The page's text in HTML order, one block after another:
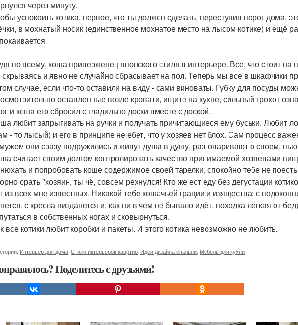
через минуту.
успокоить котика, первое, что ты должен сделать, переступив порог дома,
в мохнатый носик (единственное мохнатое место на лысом котике) и ещё
по всему, коша приверженец японского стиля в интерьере. Все, что стоит на
скрываясь и явно не случайно сбрасывает на пол. Теперь мы все в шкафчики
случае, если что-то оставили на виду - сами виноваты. Губку для посуды
оставленные возле кровати, ищите на кухне, сильный грохот
и коша его сбросил с гладильно доски вместе с доской.
любит запрыгивать на ручки и получать причитающиеся ему буськи. Любит
- то лысый) и его в принципе не ебет, что у хозяев нет блох. Сам процесс
они сразу подружились и живут душа в душу, разговаривают о своем,
считает своим долгом контролировать качество принимаемой хозяевами
и попробовать коше содержимое своей тарелки, спокойно тебе не
орать "хозяин, ты чё, совсем рехнулся! Кто же ест еду без дегустации
из всех мне известных. Никакой тебе кошачьей грации и изящества: с
с кресла пизданется и, как ни в чем не бывало идёт, походка лёгкая от
в собственных ногах и сковырнуться.
все котики любит коробки и пакеты. И этого котика невозможно не любить.
Интерьер для дома Стили интерьеров квартир Идеи дизайна спальни Мебель для кухни
Поделитесь с друзьями!